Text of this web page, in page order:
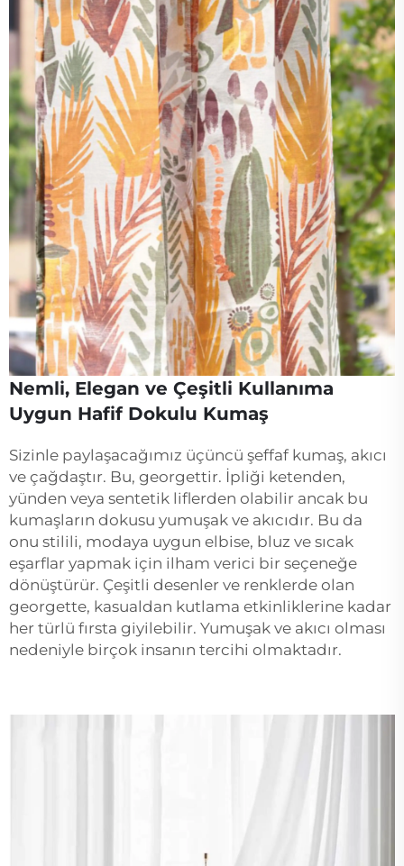
Nemli, Elegan ve Çeşitli Kullanıma
Uygun Hafif Dokulu Kumaş
Sizinle paylaşacağımız üçüncü şeffaf kumaş, akıcı
ve çağdaştır. Bu, georgettir. İpliği ketenden,
yünden veya sentetik liflerden olabilir ancak bu
kumaşların dokusu yumuşak ve akıcıdır. Bu da
onu stilili, modaya uygun elbise, bluz ve sıcak
eşarflar yapmak için ilham verici bir seçeneğe
dönüştürür. Çeşitli desenler ve renklerde olan
georgette, kasualdan kutlama etkinliklerine kadar
her türlü fırsta giyilebilir. Yumuşak ve akıcı olması
nedeniyle birçok insanın tercihi olmaktadır.